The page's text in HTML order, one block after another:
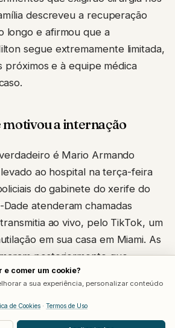
descreveu a recuperação
longo e afirmou que a
segue extremamente limitada,
próximos e à equipe médica
motivou a internação
é Mario Armando
ao hospital na terça-feira
do gabinete do xerife do
atenderam chamadas
ao vivo, pelo TikTok, um
em sua casa em Miami. As
posteriormente que
a pessoa em segurança e
médico.
nota à Deadline, que a
comer um cookie?
a sua experiência, personalizar conteúdo
de Cookies · Termos de Uso